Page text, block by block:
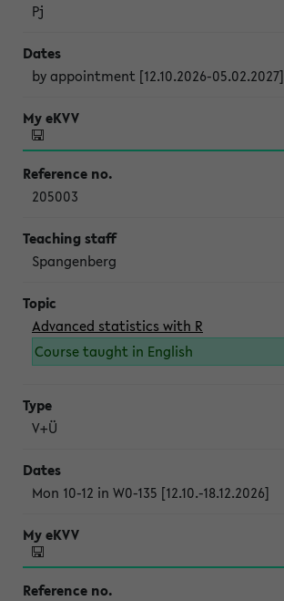
Pj
by appointment [12.10.2026-05.02.2027]
205003
Spangenberg
Advanced statistics with R
Course taught in English
V+Ü
Mon 10-12 in W0-135 [12.10.-18.12.2026]